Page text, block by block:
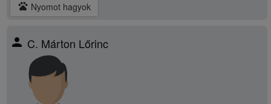
pets Nyomot hagyok
person C. Márton Lőrinc